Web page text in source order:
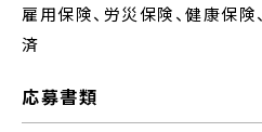
雇用保険、労災保険、健康保
済
応募書類